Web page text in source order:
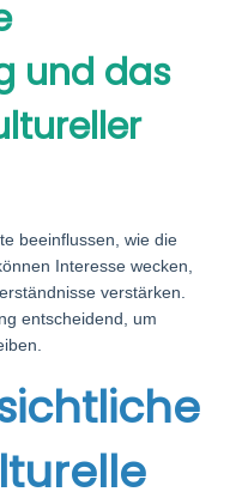
und das
beeinflussen, wie die
Interesse wecken,
verstärken.
entscheidend, um